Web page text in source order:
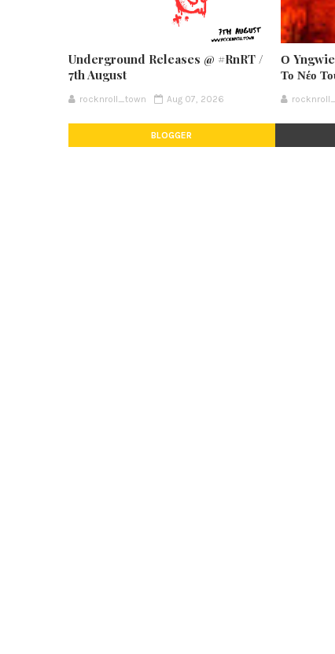
Underground Releases @ #RnRT /
7th August
rocknroll_town Aug 07, 2026
Ο
Το Νέο
BLOGGER